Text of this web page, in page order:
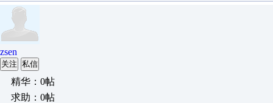
zsen
关注 私信
精华：0帖
求助：0帖